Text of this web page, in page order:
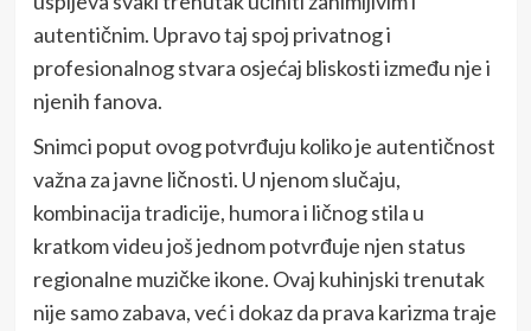
autentičnim. Upravo taj spoj privatnog i
profesionalnog stvara osjećaj bliskosti između nje i
njenih fanova.
Snimci poput ovog potvrđuju koliko je autentičnost
važna za javne ličnosti. U njenom slučaju,
kombinacija tradicije, humora i ličnog stila u
kratkom videu još jednom potvrđuje njen status
regionalne muzičke ikone. Ovaj kuhinjski trenutak
nije samo zabava, već i dokaz da prava karizma traje